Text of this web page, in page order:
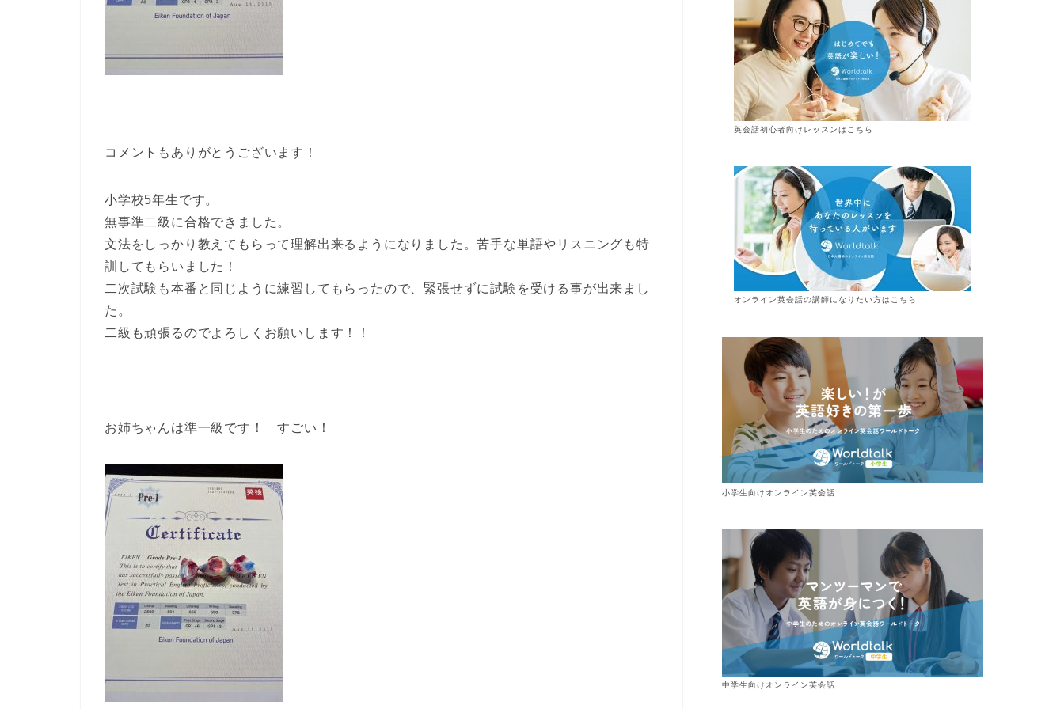
コメントもありがとうございます！
小学校5年生です。
無事準二級に合格できました。
文法をしっかり教えてもらって理解出来るようになりました。苦手な単語やリスニングも特
訓してもらいました！
二次試験も本番と同じように練習してもらったので、緊張せずに試験を受ける事が出来まし
た。
二級も頑張るのでよろしくお願いします！！
お姉ちゃんは準一級です！ すごい！
英会話初心者向けレッスンはこちら
オンライン英会話の講師になりたい方はこちら
小学生向けオンライン英会話
中学生向けオンライン英会話